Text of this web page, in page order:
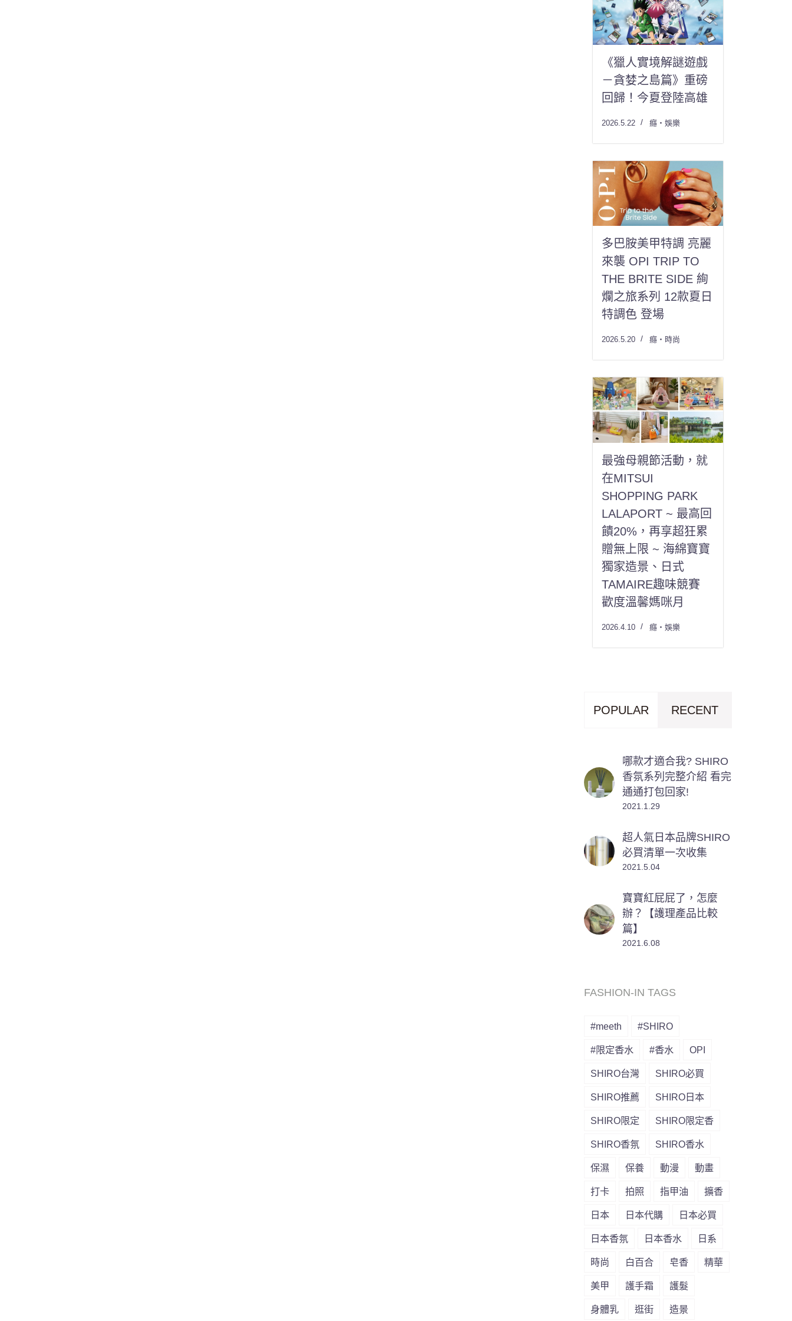
《獵人實境解謎遊戲
－貪婪之島篇》重磅
回歸！今夏登陸高雄
2026.5.22 癮・娛樂
多巴胺美甲特調 亮麗
來襲 OPI TRIP TO
THE BRITE SIDE 絢
爛之旅系列 12款夏日
特調色 登場
2026.5.20 癮・時尚
最強母親節活動，就
在MITSUI
SHOPPING PARK
LALAPORT ~ 最高回
饋20%，再享超狂累
贈無上限 ~ 海綿寶寶
獨家造景、日式
TAMAIRE趣味競賽
歡度溫馨媽咪月
2026.4.10 癮・娛樂
POPULAR RECENT
哪款才適合我? SHIRO
香氛系列完整介紹 看完
通通打包回家!
2021.1.29
超人氣日本品牌SHIRO
必買清單一次收集
2021.5.04
寶寶紅屁屁了，怎麼
辦？【護理產品比較
篇】
2021.6.08
FASHION-IN TAGS
#meeth #SHIRO
#限定香水 #香水 OPI
SHIRO台灣 SHIRO必買
SHIRO推薦 SHIRO日本
SHIRO限定 SHIRO限定香
SHIRO香氛 SHIRO香水
保濕 保養 動漫 動畫
打卡 拍照 指甲油 擴香
日本 日本代購 日本必買
日本香氛 日本香水 日系
時尚 白百合 皂香 精華
美甲 護手霜 護髮
身體乳 逛街 造景